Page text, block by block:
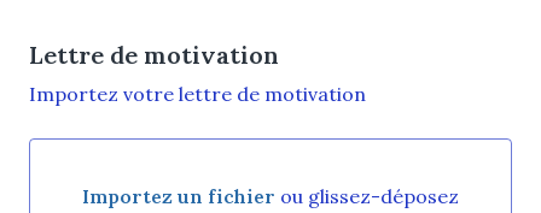
Lettre de motivation
Importez votre lettre de motivation
Importez un fichier ou glissez-déposez